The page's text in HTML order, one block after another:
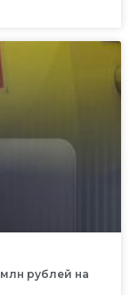
рублей на